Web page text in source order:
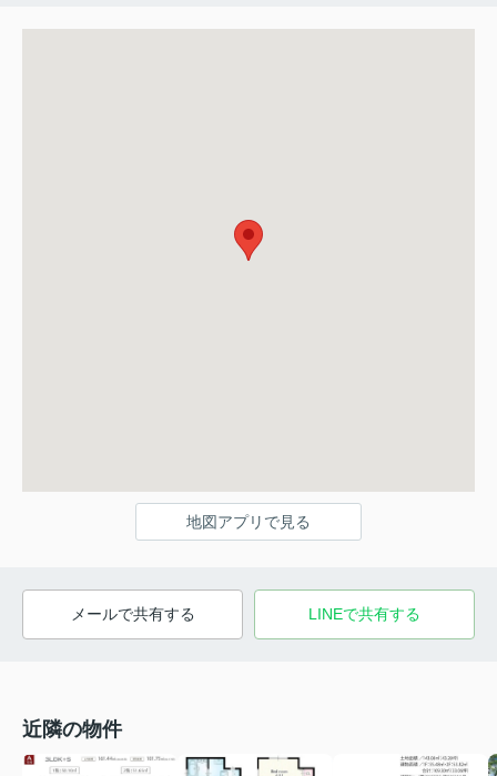
地図アプリで見る
メールで共有する LINEで共有する
近隣の物件